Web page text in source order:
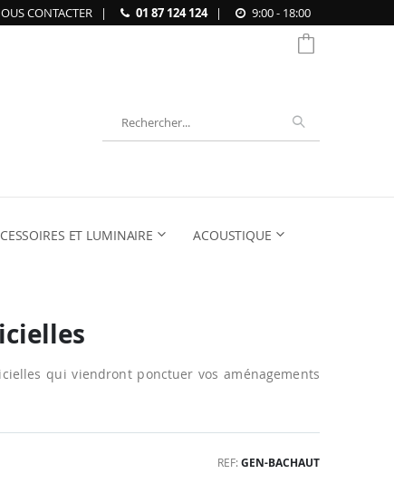
CONTACTER | 01 87 124 124 | 9:00 - 18:00
ET LUMINAIRE ACOUSTIQUE
qui viendront ponctuer vos aménagements
REF GEN-BACHAUT